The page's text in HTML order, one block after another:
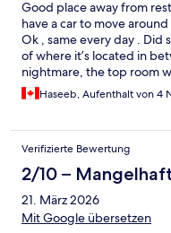
Good place away from
have a car to move
Ok , same every day . Did
of where it’s located in
nightmare, the top room
terrible as all the animals
and going over domes .
reception. Keep in mind
morning they were able
was better but the small
it’s built , just keep that in
thing property is located
traffic early morning you
Haseeb, Aufenthalt von 4
Verifizierte Bewertung
2/10 – Mangelhaft
21. März 2026
Mit Google übersetzen